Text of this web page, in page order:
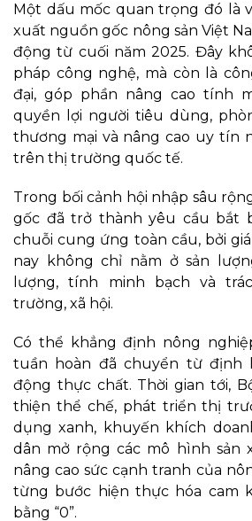
Một dấu mốc quan trọng đó là
xuất nguồn gốc nông sản Việt
động từ cuối năm 2025. Đây
pháp công nghệ, mà còn là
đại, góp phần nâng cao tính
quyền lợi người tiêu dùng,
thương mại và nâng cao uy tín
trên thị trường quốc tế.
Trong bối cảnh hội nhập sâu
gốc đã trở thành yêu cầu bắt
chuỗi cung ứng toàn cầu, bởi
nay không chỉ nằm ở sản
lượng, tính minh bạch và
trường, xã hội.
Có thể khẳng định nông
tuần hoàn đã chuyển từ định
động thực chất. Thời gian tới,
thiện thể chế, phát triển thị
dụng xanh, khuyến khích
dân mở rộng các mô hình sản
nâng cao sức cạnh tranh của
từng bước hiện thực hóa cam
bằng “0”.